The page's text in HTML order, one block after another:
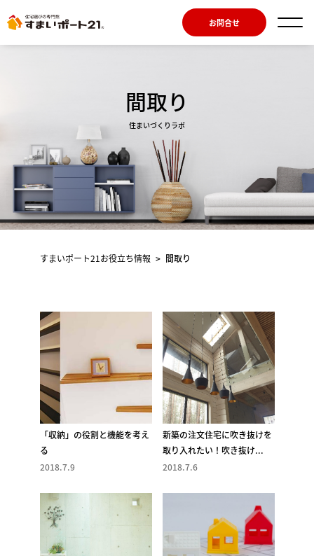
お問合せ
間取り
住まいづくりラボ
すまいポート21お役⽴ち情報 > 間取り
「収納」の役割と機能を考え
る
2018.7.9
新築の注文住宅に吹き抜けを
取り入れたい！吹き抜け...
2018.7.6